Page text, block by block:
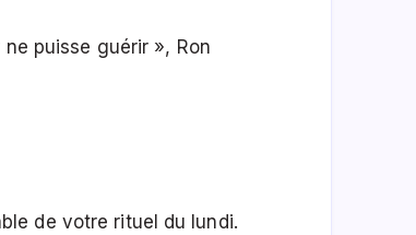
puisse guérir », Ron
de votre rituel du lundi.